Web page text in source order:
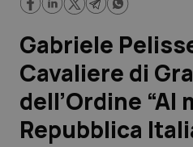
Lavoro e Professioni
Scienza e Farmaci
Studi e Analisi
Gabriele
Cavaliere di
dell’Ordine “Al
Repubblica